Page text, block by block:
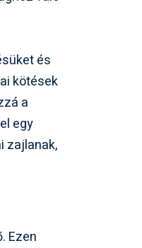
és
kötések
a
egy
zajlanak,
Ezen